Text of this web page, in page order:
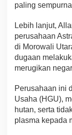
paling
Lebih lanjut,
perusahaan
di Morowali
dugaan
merugikan
Perusahaan ini
Usaha (HGU),
hutan, serta
plasma kepada